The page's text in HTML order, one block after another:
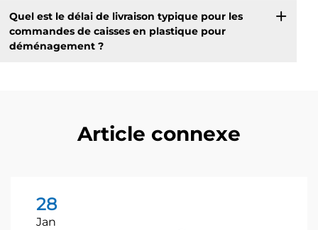
Quel est le délai de livraison typique pour les
commandes de caisses en plastique pour
déménagement ?
Article connexe
28
Jan